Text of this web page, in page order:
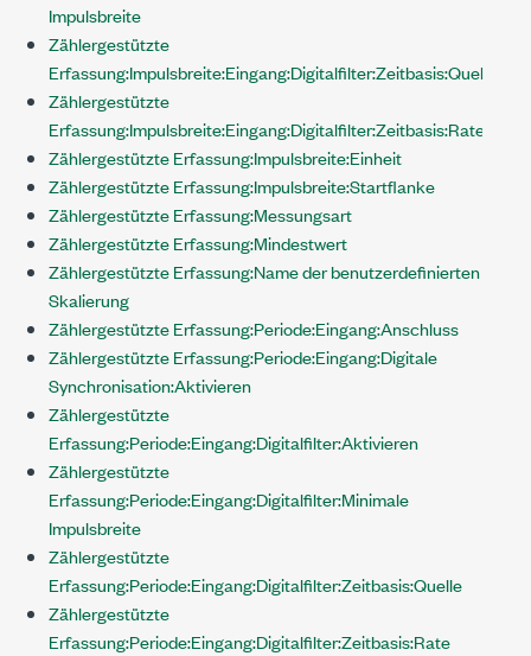
Impulsbreite
Zählergestützte
Erfassung:Impulsbreite:Eingang:Digitalfilter:Zeitbasis:Quelle
Zählergestützte
Erfassung:Impulsbreite:Eingang:Digitalfilter:Zeitbasis:Rate
Zählergestützte Erfassung:Impulsbreite:Einheit
Zählergestützte Erfassung:Impulsbreite:Startflanke
Zählergestützte Erfassung:Messungsart
Zählergestützte Erfassung:Mindestwert
Zählergestützte Erfassung:Name der benutzerdefinierten
Skalierung
Zählergestützte Erfassung:Periode:Eingang:Anschluss
Zählergestützte Erfassung:Periode:Eingang:Digitale
Synchronisation:Aktivieren
Zählergestützte
Erfassung:Periode:Eingang:Digitalfilter:Aktivieren
Zählergestützte
Erfassung:Periode:Eingang:Digitalfilter:Minimale
Impulsbreite
Zählergestützte
Erfassung:Periode:Eingang:Digitalfilter:Zeitbasis:Quelle
Zählergestützte
Erfassung:Periode:Eingang:Digitalfilter:Zeitbasis:Rate